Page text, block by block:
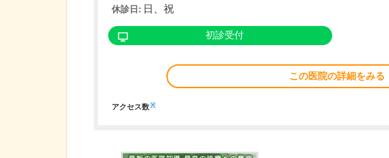
休診日: 日、祝
初診受付
この医院の詳細をみる
アクセス数※